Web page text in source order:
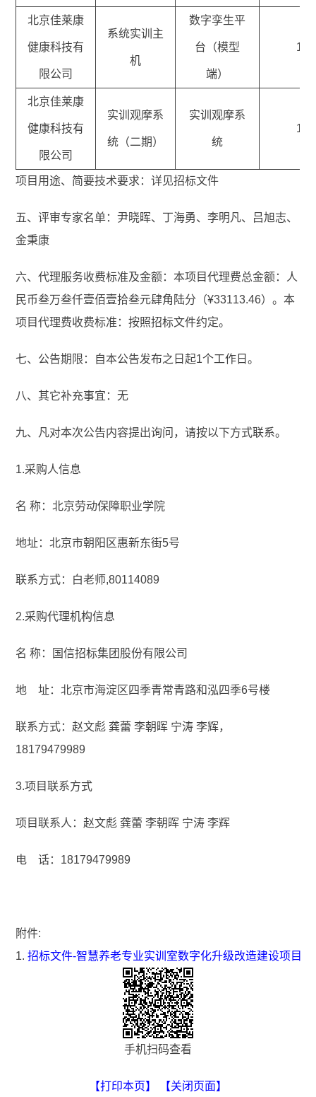
北京佳莱康
健康科技有
限公司
系统实训主
机
数字孪生平
台（模型
端）
1
北京佳莱康
健康科技有
限公司
实训观摩系
统（二期）
实训观摩系
统
1
项目用途、简要技术要求：详见招标文件
五、评审专家名单：尹晓晖、丁海勇、李明凡、吕旭志、
金秉康
六、代理服务收费标准及金额：本项目代理费总金额：人
民币叁万叁仟壹佰壹拾叁元肆角陆分（¥33113.46）。本
项目代理费收费标准：按照招标文件约定。
七、公告期限：自本公告发布之日起1个工作日。
八、其它补充事宜：无
九、凡对本次公告内容提出询问，请按以下方式联系。
1.采购人信息
名 称：北京劳动保障职业学院
地址：北京市朝阳区惠新东街5号
联系方式：白老师,80114089
2.采购代理机构信息
名 称：国信招标集团股份有限公司
地 址：北京市海淀区四季青常青路和泓四季6号楼
联系方式：赵文彪 龚蕾 李朝晖 宁涛 李辉，
18179479989
3.项目联系方式
项目联系人：赵文彪 龚蕾 李朝晖 宁涛 李辉
电 话：18179479989
附件:
1.招标文件-智慧养老专业实训室数字化升级改造建设项目
手机扫码查看
【打印本页】 【关闭页面】